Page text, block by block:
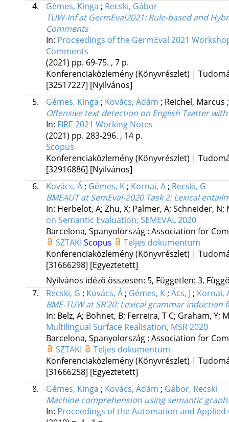
4.
Gémes, Kinga ; Recski, Gábor
TUW-Inf at GermEval2021: Rule-based and
Comments
In: Proceedings of the GermEval 2021
Comments
(2021) pp. 69-75. , 7 p.
Konferenciaközlemény (Könyvrészlet) |
[32517227] [Nyilvános]
5.
Gémes, Kinga ; Kovács, Ádám ; Reichel, Marcus
Offensive text detection on English Twitter
In: FIRE 2021 Working Notes
(2021) pp. 283-296. , 14 p.
Scopus
Konferenciaközlemény (Könyvrészlet) |
[32916886] [Nyilvános]
6.
Kovács, Á; Gémes, K; Kornai, A; Recski, G
BMEAUT at SemEval-2020 Task 2: Lexical
In: Herbelot, A; Zhu, X; Palmer, A; Schneider, N;
on Semantic Evaluation, SEMEVAL 2020
Barcelona, Spanyolország : Association for
SZTAKI Scopus
Teljes dokumentum
Konferenciaközlemény (Könyvrészlet) |
[31666298] [Egyeztetett]
Nyilvános idéző összesen: 5, Független: 3,
7.
Recski, G ; Kovács, Á; Gémes, K; Ács, J ; Kornai,
BME-TUW at SR’20: Lexical grammar
In: Belz, A; Bohnet, B; Ferreira, T C; Graham, Y;
Multilingual Surface Realisation, MSR 2020
Barcelona, Spanyolország : Association for
SZTAKI
Teljes dokumentum
Konferenciaközlemény (Könyvrészlet) |
[31666258] [Egyeztetett]
8.
Gémes, Kinga ; Kovács, Ádám ; Gábor, Recski
Machine comprehension using semantic
In: Proceedings of the Automation and Applied